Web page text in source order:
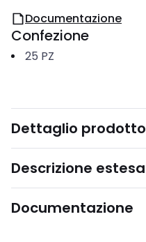
Documentazione
Confezione
25 PZ
Dettaglio prodotto
Descrizione estesa
Documentazione